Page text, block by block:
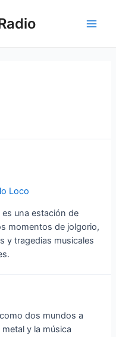
Loco
una estación de
momentos de jolgorio,
y tragedias musicales
dos mundos a
y la música